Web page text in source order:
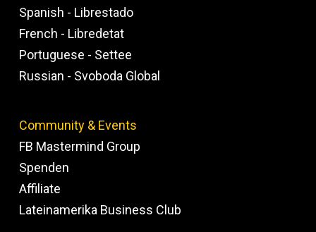
Spanish - Librestado
French - Libredetat
Portuguese - Settee
Russian - Svoboda Global
Community & Events
FB Mastermind Group
Spenden
Affiliate
Lateinamerika Business Club